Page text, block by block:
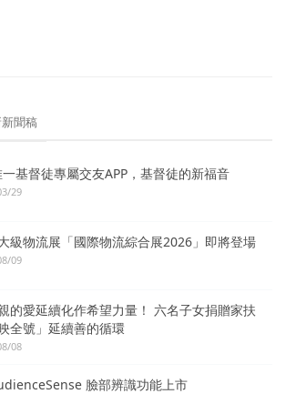
聞稿
一基督徒專屬交友APP，基督徒的新福音
29
級物流展「國際物流綜合展2026」即將登場
09
的愛延續化作希望力量！ 六名子女捐贈家扶
全號」延續善的循環
08
臉部辨識功能上市